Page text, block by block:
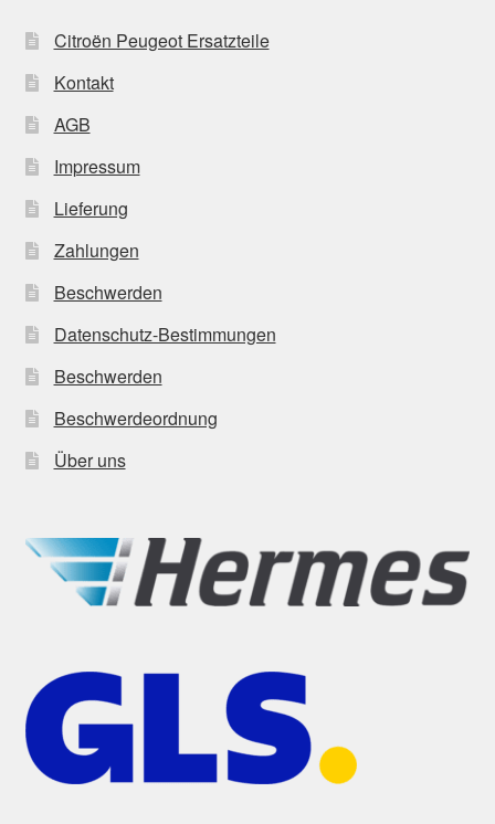
Citroën Peugeot Ersatzteile
Kontakt
AGB
Impressum
Lieferung
Zahlungen
Beschwerden
Datenschutz-Bestimmungen
Beschwerden
Beschwerdeordnung
Über uns